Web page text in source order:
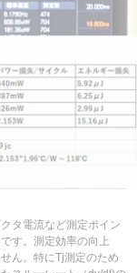
タ電流など測定ポイン
す。測定効率の向上
ん。特にTj測定のため